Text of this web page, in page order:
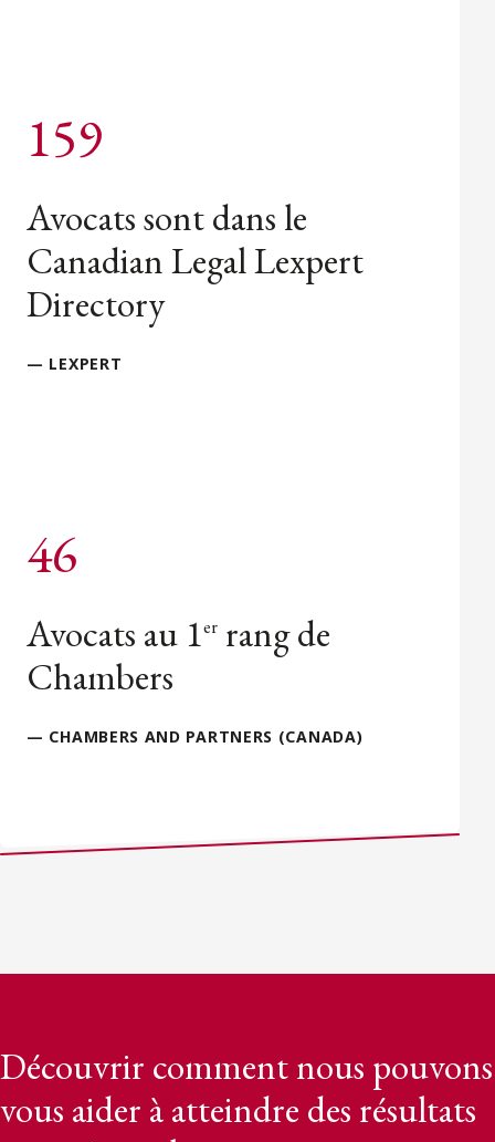
159
Avocats sont dans le
Canadian Legal Lexpert
Directory
— LEXPERT
46
Avocats au 1er rang de
Chambers
— CHAMBERS AND PARTNERS (CANADA)
Découvrir comment nous pouvons
vous aider à atteindre des résultats